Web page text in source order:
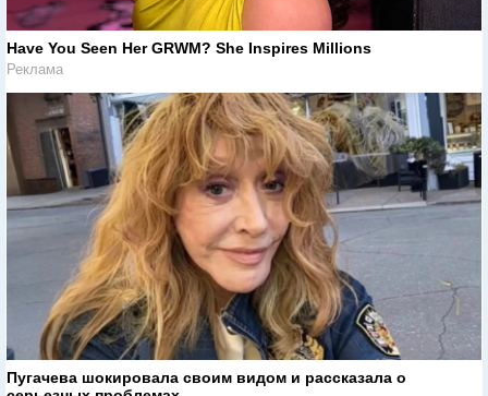
Have You Seen Her GRWM? She Inspires Millions
Реклама
Пугачева шокировала своим видом и рассказала о